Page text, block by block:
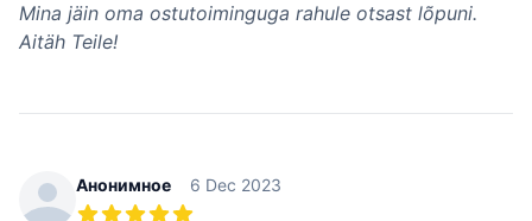
Mina jäin oma ostutoiminguga rahule otsast lõpuni.
Aitäh Teile!
Анонимное 6 Dec 2023